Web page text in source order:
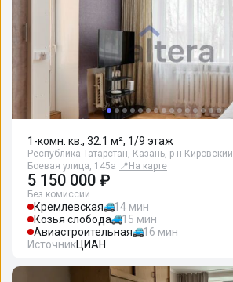
1-комн. кв., 32.1 м², 1/9 этаж
Республика Татарстан, Казань, р-н
Боевая улица, 145а 📍 На карте
5 150 000 ₽
Без комиссии
Кремлевская
14 мин
Козья слобода
15 мин
Авиастроительная
16 мин
ИсточникЦИАН